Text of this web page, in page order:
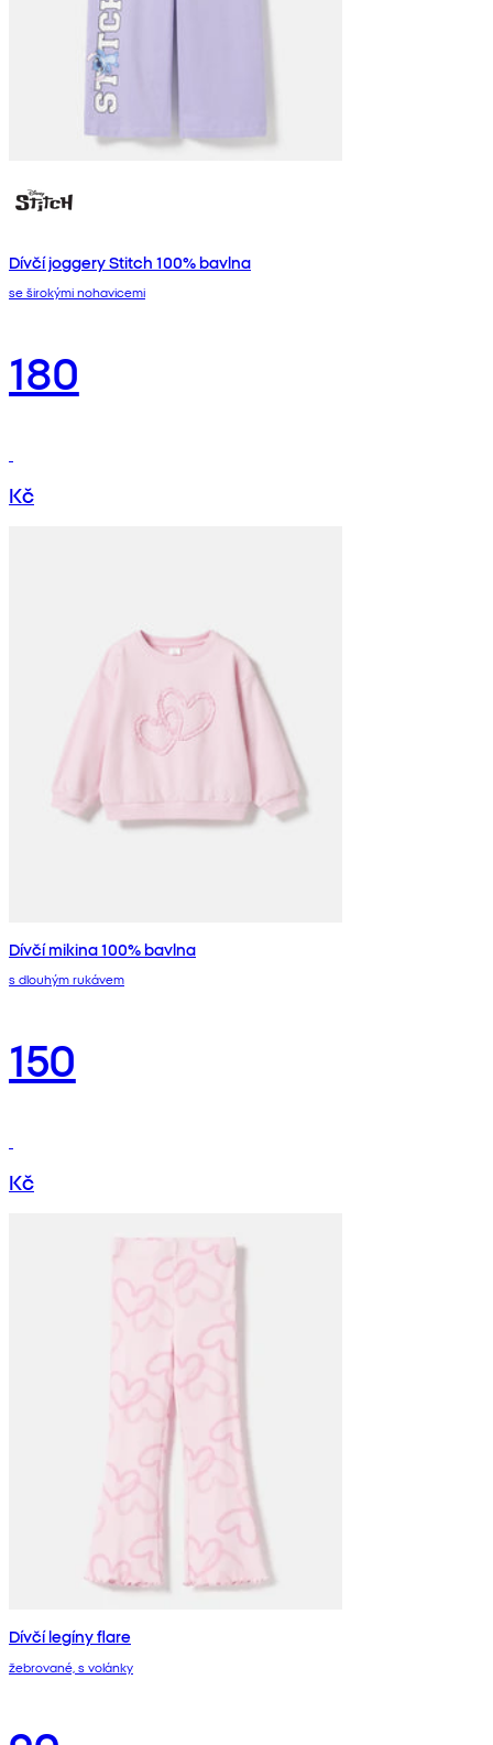
Dívčí joggery Stitch 100% bavlna
se širokými nohavicemi
180
Kč
Dívčí mikina 100% bavlna
s dlouhým rukávem
150
Kč
Dívčí legíny flare
žebrované, s volánky